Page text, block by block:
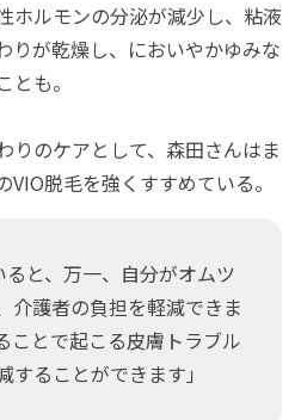
ホルモンの分泌が減少し、粘液
りが乾燥し、においやかゆみな
も。
りのケアとして、森田さんはま
脱毛を強くすすめている。
ると、万一、自分がオムツ
介護者の負担を軽減できま
ことで起こる皮膚トラブル
ることができます」